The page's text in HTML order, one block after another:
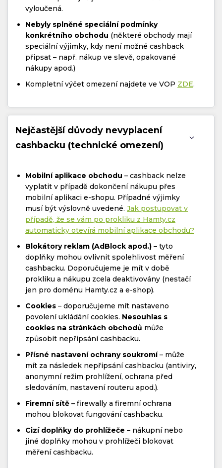
vyloučená.
Nebyly splněné speciální podmínky
konkrétního obchodu (některé obchody mají
speciální výjimky, kdy není možné cashback
připsat – např. nákup ve slevě, opakované
nákupy apod.)
Kompletní výčet omezení najdete ve VOP ZDE.
Nejčastější důvody nevyplacení
cashbacku (technické omezení)
Mobilní aplikace obchodu – cashback nelze
vyplatit v případě dokončení nákupu přes
mobilní aplikaci e-shopu. Případné výjimky
musí být výslovně uvedené. Jak postupovat v
případě, že se vám po prokliku z Hamty.cz
automaticky otevírá mobilní aplikace obchodu?
Blokátory reklam (AdBlock apod.) – tyto
doplňky mohou ovlivnit spolehlivost měření
cashbacku. Doporučujeme je mít v době
prokliku a nákupu zcela deaktivovány (nestačí
jen pro doménu Hamty.cz a e-shop).
Cookies – doporučujeme mít nastaveno
povolení ukládání cookies. Nesouhlas s
cookies na stránkách obchodů může
způsobit nepřipsání cashbacku.
Přísné nastavení ochrany soukromí– může
mít za následek nepřipsání cashbacku (antiviry,
anonymní režim prohlížení, ochrana před
sledováním, nastavení routeru apod.).
Firemní sítě – firewally a firemní ochrana
mohou blokovat fungování cashbacku.
Cizí doplňky do prohlížeče – nákupní nebo
jiné doplňky mohou v prohlížeči blokovat
měření cashbacku.